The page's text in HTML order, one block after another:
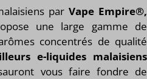
parVape Empire®,
une large gamme de
concentrés de qualité
e-liquides malaisiens
vous faire fondre de